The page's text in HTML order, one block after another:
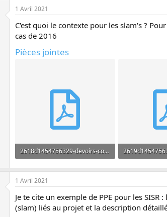
1 Avril 2021
C'est quoi le contexte pour les slam's ?
cas de 2016
Pièces jointes
2618d1454756329-devoirs-corriges-bts-sio-slam-2eme-annee-devoir-de-synthese-1.pdf
374.9 KB · Affichages: 63
211.8 KB ·
1 Avril 2021
Je te cite un exemple de PPE pour les
(slam) liés au projet et la description